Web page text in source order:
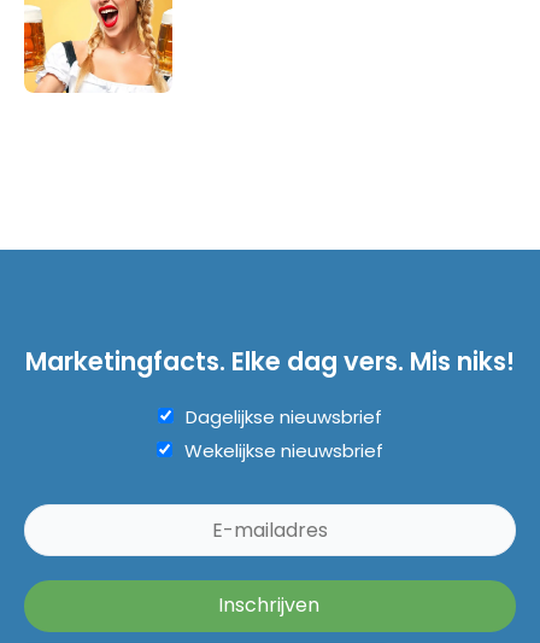
Marketingfacts. Elke dag vers. Mis niks!
Dagelijkse nieuwsbrief
Wekelijkse nieuwsbrief